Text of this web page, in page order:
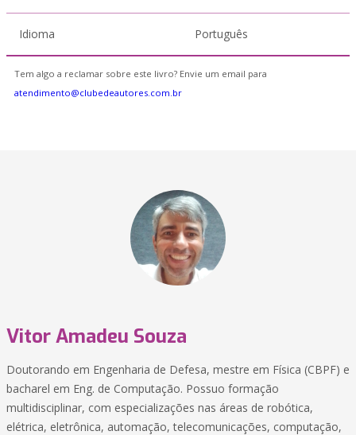
Idioma Português
Tem algo a reclamar sobre este livro? Envie um email para
atendimento@clubedeautores.com.br
Vitor Amadeu Souza
Doutorando em Engenharia de Defesa, mestre em Física (CBPF) e
bacharel em Eng. de Computação. Possuo formação
multidisciplinar, com especializações nas áreas de robótica,
elétrica, eletrônica, automação, telecomunicações, computação,